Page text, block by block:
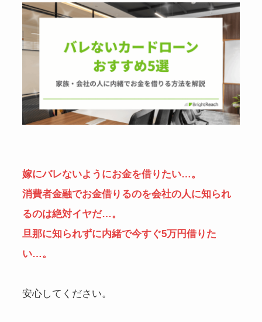
嫁にバレないようにお金を借りたい…。
消費者金融でお金借りるのを会社の人に知られ
るのは絶対イヤだ…。
旦那に知られずに内緒で今すぐ5万円借りた
い…。
安心してください。